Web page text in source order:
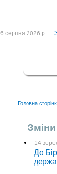
6 серпня 2026 р.
5 серпня 2026 р.
4 серпня 2026 р.
Головна
14
До